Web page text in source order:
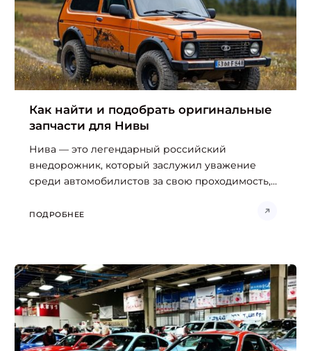
Как найти и подобрать оригинальные
запчасти для Нивы
Нива — это легендарный российский
внедорожник, который заслужил уважение
среди автомобилистов за свою проходимость,...
ПОДРОБНЕЕ